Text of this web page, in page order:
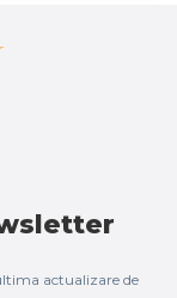
actualizare de